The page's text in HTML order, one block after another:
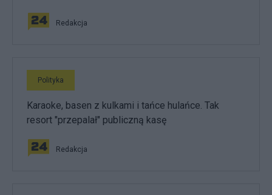
Redakcja
Polityka
Karaoke, basen z kulkami i tańce hulańce. Tak
resort "przepalał" publiczną kasę
Redakcja